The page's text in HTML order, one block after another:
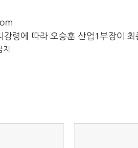
령에 따라 오승훈 산업1부장이 최